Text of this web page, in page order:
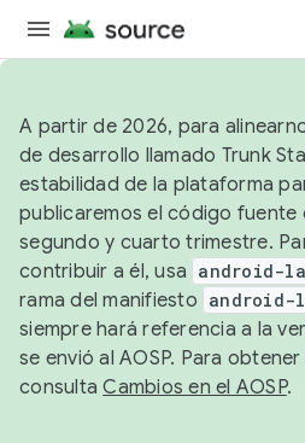
A partir de 2026, para
de desarrollo llamado Trunk
estabilidad de la plataforma
publicaremos el código fuente
segundo y cuarto trimestre.
contribuir a él, usa android-
rama del manifiesto android-
siempre hará referencia a la
se envió al AOSP. Para
consultaCambios en el AOSP.